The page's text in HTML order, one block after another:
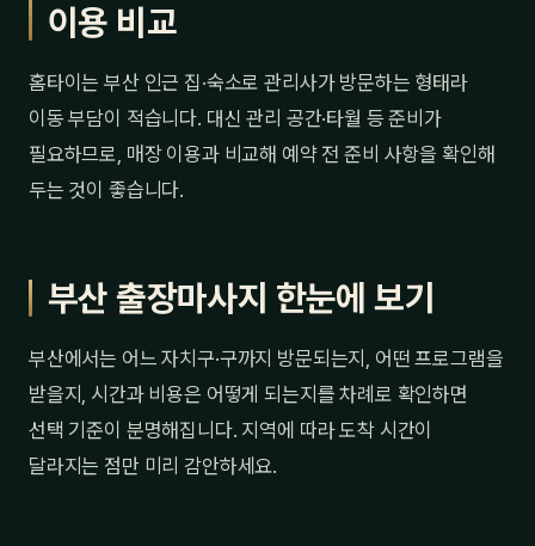
이용 비교
홈타이는 부산 인근 집·숙소로 관리사가 방문하는 형태라
이동 부담이 적습니다. 대신 관리 공간·타월 등 준비가
필요하므로, 매장 이용과 비교해 예약 전 준비 사항을 확인해
두는 것이 좋습니다.
부산 출장마사지 한눈에 보기
부산에서는 어느 자치구·구까지 방문되는지, 어떤 프로그램을
받을지, 시간과 비용은 어떻게 되는지를 차례로 확인하면
선택 기준이 분명해집니다. 지역에 따라 도착 시간이
달라지는 점만 미리 감안하세요.